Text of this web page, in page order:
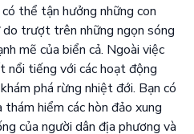
thể tận hưởng những con
trượt trên những ngọn sóng
mẽ của biển cả. Ngoài việc
tiếng với các hoạt động
phá rừng nhiệt đới. Bạn có
hiểm các hòn đảo xung
của người dân địa phương và